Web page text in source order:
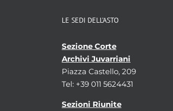
Tipologia diplomatico-
Tipologia diplomatico-
giuridica
Legenda
Figura
Note
Tipo del verso/del controsigillo
LE SEDI DELL’ASTO
Sezione Corte
Archivi Juvarriani
Piazza Castello, 209
Tel: +39 011 5624431
Sezioni Riunite